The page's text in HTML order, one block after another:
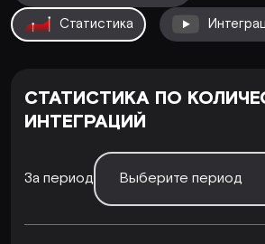
Статистика
СТАТИСТИКА ПО
ИНТЕГРАЦИЙ
За период Выберите период